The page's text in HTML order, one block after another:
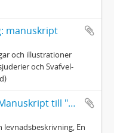
manuskript
och illustrationer
och Svafvel-
Alexander Magnus Dahlberg: Manuskript till "En karolins lefnadslopp"
levnadsbeskrivning, En